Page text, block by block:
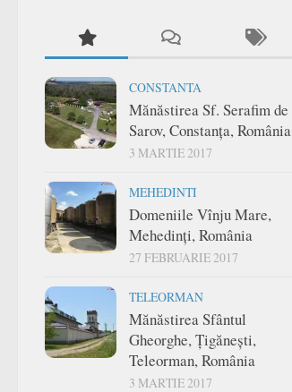
CONSTANTA
Mănăstirea Sf. Serafim de
Sarov, Constanța, România
3 MARTIE 2017
MEHEDINTI
Domeniile Vînju Mare,
Mehedinți, România
27 FEBRUARIE 2017
TELEORMAN
Mănăstirea Sfântul
Gheorghe, Țigănești,
Teleorman, România
3 MARTIE 2017